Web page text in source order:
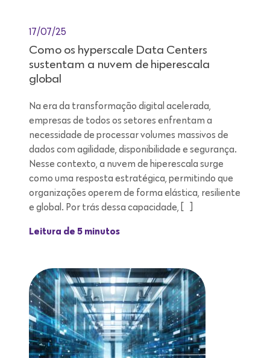
17/07/25
Como os hyperscale Data Centers
sustentam a nuvem de hiperescala
global
Na era da transformação digital acelerada,
empresas de todos os setores enfrentam a
necessidade de processar volumes massivos de
dados com agilidade, disponibilidade e segurança.
Nesse contexto, a nuvem de hiperescala surge
como uma resposta estratégica, permitindo que
organizações operem de forma elástica, resiliente
e global. Por trás dessa capacidade, […]
Leitura de 5 minutos